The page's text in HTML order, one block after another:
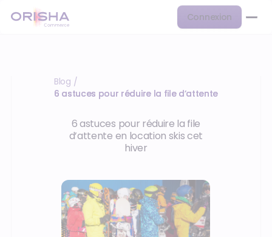
Connexion
Blog /
6 astuces pour réduire la file d’attente en location
6 astuces pour réduire la file
d’attente en location skis cet
hiver